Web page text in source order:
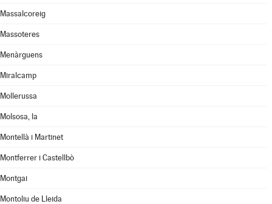
Massalcoreig
Massoteres
Menàrguens
Miralcamp
Mollerussa
Molsosa, la
Montellà i Martinet
Montferrer i Castellbò
Montgai
Montoliu de Lleida